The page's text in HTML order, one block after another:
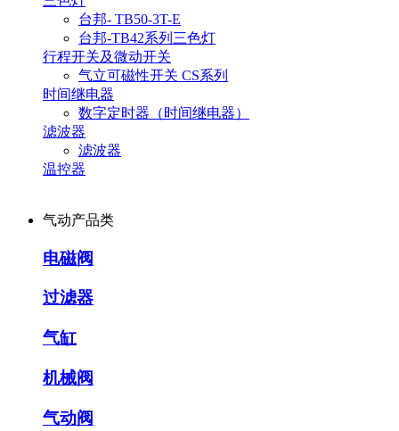
台邦- TB50-3T-E
台邦-TB42系列三色灯
行程开关及微动开关
气立可磁性开关 CS系列
时间继电器
数字定时器（时间继电器）
滤波器
滤波器
温控器
气动产品类
电磁阀
过滤器
气缸
机械阀
气动阀